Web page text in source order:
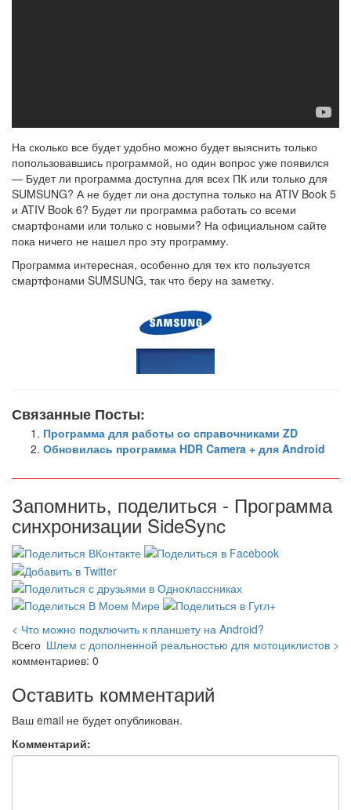
На сколько все будет удобно можно будет выяснить только
попользовавшись программой, но один вопрос уже появился
— Будет ли программа доступна для всех ПК или только для
SUMSUNG? А не будет ли она доступна только на ATIV Book 5
и ATIV Book 6? Будет ли программа работать со всеми
смартфонами или только с новыми? На официальном сайте
пока ничего не нашел про эту программу.
Программа интересная, особенно для тех кто пользуется
смартфонами SUMSUNG, так что беру на заметку.
Связанные Посты:
Программа для работы со справочниками ZD
Обновилась программа HDR Camera + для Android
Запомнить, поделиться - Программа
синхронизации SideSync
< Что можно подключить к планшету на Android?
Шлем с дополненной реальностью для мотоциклистов >
Всего
комментариев: 0
Оставить комментарий
Ваш email не будет опубликован.
Комментарий: